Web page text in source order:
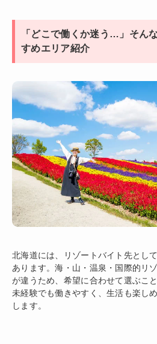
「どこで働くか迷う…」そん
すめエリア紹介
北海道には、リゾートバイト先とし
あります。海・山・温泉・国際的リ
が違うため、希望に合わせて選ぶこ
未経験でも働きやすく、生活も楽し
します。